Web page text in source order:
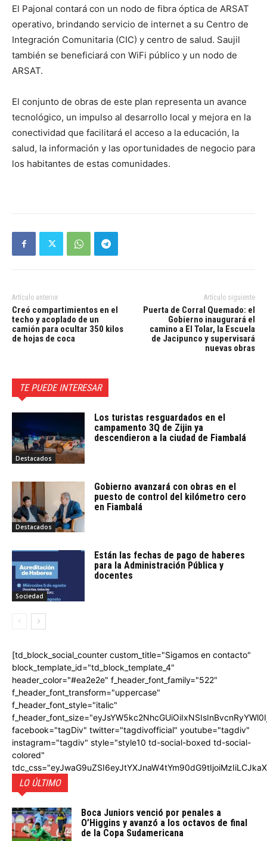
El Pajonal contará con un nodo de fibra óptica de ARSAT
operativo, brindando servicio de internet a su Centro de
Integración Comunitaria (CIC) y centro de salud. Saujil
también se beneficiará con WiFi público y un nodo de
ARSAT.
El conjunto de obras de este plan representa un avance
tecnológico, un impulso al desarrollo local y mejora en la
conectividad que facilitará el acceso a la educación, la
salud, la información y las oportunidades de negocio para
los habitantes de estas comunidades.
Artículo anterior
Creó compartimientos en el
techo y acoplado de un
camión para ocultar 350 kilos
de hojas de coca
Artículo siguiente
Puerta de Corral Quemado: el
Gobierno inaugurará el
camino a El Tolar, la Escuela
de Jacipunco y supervisará
nuevas obras
TE PUEDE INTERESAR
Destacados
Los turistas resguardados en el
campamento 3Q de Zijin ya
descendieron a la ciudad de Fiambalá
Destacados
Gobierno avanzará con obras en el
puesto de control del kilómetro cero
en Fiambalá
Sociedad
Están las fechas de pago de haberes
para la Administración Pública y
docentes
[td_block_social_counter custom_title="Sigamos en contacto"
block_template_id="td_block_template_4"
header_color="#ea2e2e" f_header_font_family="522"
f_header_font_transform="uppercase"
f_header_font_style="italic"
facebook="tagDiv" twitter="tagdivofficial" youtube="tagdiv"
instagram="tagdiv" style="style10 td-social-boxed td-social-
colored"
LO ÚLTIMO
Boca Juniors venció por penales a
O’Higgins y avanzó a los octavos de final
de la Copa Sudamericana